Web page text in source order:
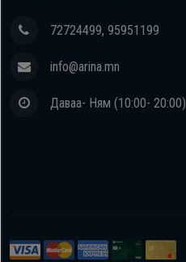
72724499, 95951199
info@arina.mn
Даваа- Ням (10:00- 20:00)